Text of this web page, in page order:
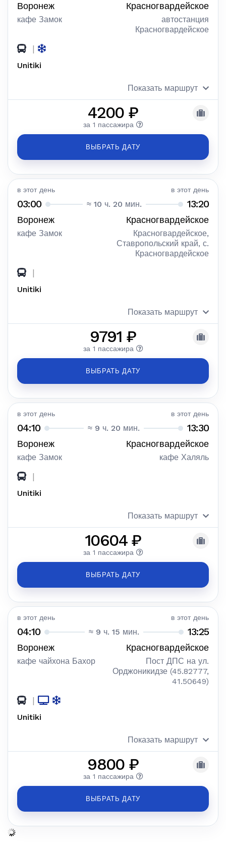
Воронеж Красногвардейское
кафе Замок
автостанция
Красногвардейское
|
Unitiki
Показать маршрут
4200 ₽
за 1 пассажира
ВЫБРАТЬ ДАТУ
в этот день в этот день
03:00 ≈ 10 ч. 20 мин. 13:20
Воронеж Красногвардейское
кафе Замок
Красногвардейское,
Ставропольский край, с.
Красногвардейское
|
Unitiki
Показать маршрут
9791 ₽
за 1 пассажира
ВЫБРАТЬ ДАТУ
в этот день в этот день
04:10 ≈ 9 ч. 20 мин. 13:30
Воронеж Красногвардейское
кафе Замок кафе Халяль
|
Unitiki
Показать маршрут
10604 ₽
за 1 пассажира
ВЫБРАТЬ ДАТУ
в этот день в этот день
04:10 ≈ 9 ч. 15 мин. 13:25
Воронеж Красногвардейское
кафе чайхона Бахор
Пост ДПС на ул.
Орджоникидзе (45.82777,
41.50649)
|
Unitiki
Показать маршрут
9800 ₽
за 1 пассажира
ВЫБРАТЬ ДАТУ